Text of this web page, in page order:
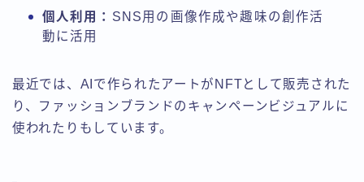
個人利用： SNS用の画像作成や趣味の創作活
動に活用
最近では、AIで作られたアートがNFTとして販売された
り、ファッションブランドのキャンペーンビジュアルに
使われたりもしています。